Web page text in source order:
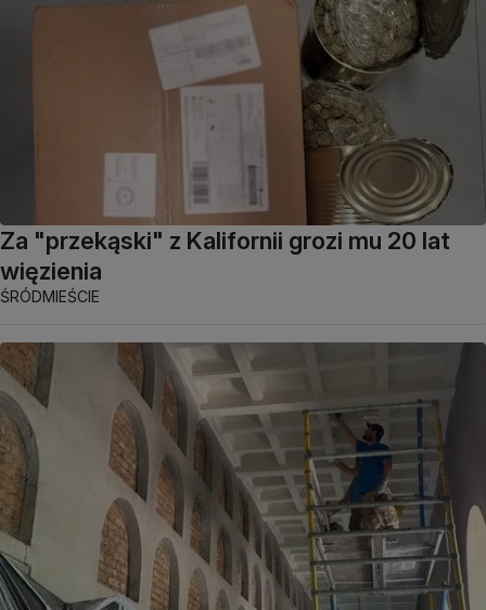
Za "przekąski" z Kalifornii grozi mu 20 lat
więzienia
ŚRÓDMIEŚCIE